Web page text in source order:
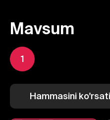
Mavsum
1
Hammasini